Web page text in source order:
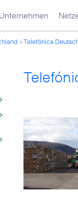
Unternehmen
Telefónica